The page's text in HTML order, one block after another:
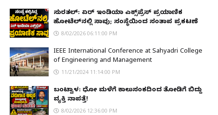
ಸುರತ್ಕಲ್: ಏರ್ ಇಂಡಿಯಾ ಎಕ್ಸ್‌ಪ್ರೆಸ್ ಪ್ರಯಾಣಿಕ
ಹೋಟೆಲ್‌ನಲ್ಲಿ ಸಾವು; ಸಂಸ್ಥೆಯಿಂದ ಸಂತಾಪ ಪ್ರಕಟಣೆ
8/02/2026 06:11:00 PM
IEEE International Conference at Sahyadri College
of Engineering and Management
11/21/2024 11:14:00 PM
ಬಂಟ್ವಾಳ: ಧೋ ಮಳೆಗೆ ಕಾಲುಸಂಕದಿಂದ ತೋಡಿಗೆ ಬಿದ್ದು
ವ್ಯಕ್ತಿ ನಾಪತ್ತೆ!
8/02/2026 12:36:00 PM